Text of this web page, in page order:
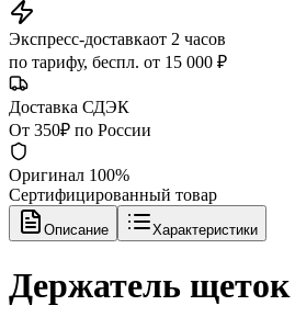
Экспресс-доставкаот 2 часов
по тарифу, беспл. от 15 000 ₽
Доставка СДЭК
От 350₽ по России
Оригинал 100%
Сертифицированный товар
Описание Характеристики
Держатель щеток